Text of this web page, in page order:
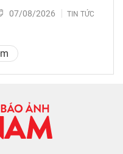
07/08/2026 TIN TỨC